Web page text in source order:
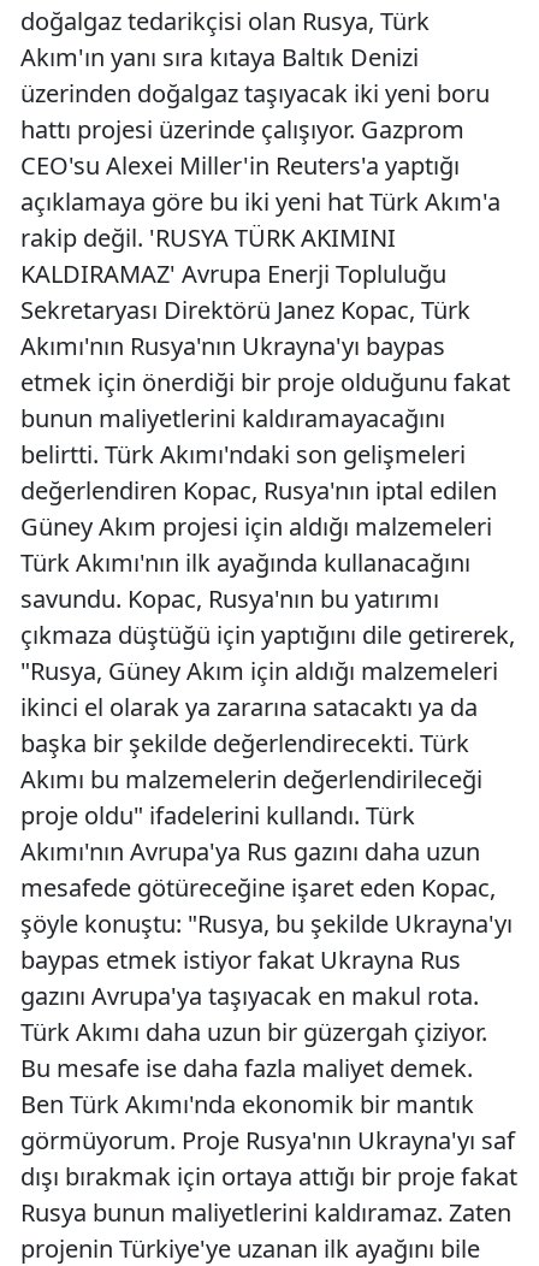
doğalgaz tedarikçisi olan Rusya, Türk
Akım'ın yanı sıra kıtaya Baltık Denizi
üzerinden doğalgaz taşıyacak iki yeni boru
hattı projesi üzerinde çalışıyor. Gazprom
CEO'su Alexei Miller'in Reuters'a yaptığı
açıklamaya göre bu iki yeni hat Türk Akım'a
rakip değil. 'RUSYA TÜRK AKIMINI
KALDIRAMAZ' Avrupa Enerji Topluluğu
Sekretaryası Direktörü Janez Kopac, Türk
Akımı'nın Rusya'nın Ukrayna'yı baypas
etmek için önerdiği bir proje olduğunu fakat
bunun maliyetlerini kaldıramayacağını
belirtti. Türk Akımı'ndaki son gelişmeleri
değerlendiren Kopac, Rusya'nın iptal edilen
Güney Akım projesi için aldığı malzemeleri
Türk Akımı'nın ilk ayağında kullanacağını
savundu. Kopac, Rusya'nın bu yatırımı
çıkmaza düştüğü için yaptığını dile getirerek,
"Rusya, Güney Akım için aldığı malzemeleri
ikinci el olarak ya zararına satacaktı ya da
başka bir şekilde değerlendirecekti. Türk
Akımı bu malzemelerin değerlendirileceği
proje oldu" ifadelerini kullandı. Türk
Akımı'nın Avrupa'ya Rus gazını daha uzun
mesafede götüreceğine işaret eden Kopac,
şöyle konuştu: "Rusya, bu şekilde Ukrayna'yı
baypas etmek istiyor fakat Ukrayna Rus
gazını Avrupa'ya taşıyacak en makul rota.
Türk Akımı daha uzun bir güzergah çiziyor.
Bu mesafe ise daha fazla maliyet demek.
Ben Türk Akımı'nda ekonomik bir mantık
görmüyorum. Proje Rusya'nın Ukrayna'yı saf
dışı bırakmak için ortaya attığı bir proje fakat
Rusya bunun maliyetlerini kaldıramaz. Zaten
projenin Türkiye'ye uzanan ilk ayağını bile